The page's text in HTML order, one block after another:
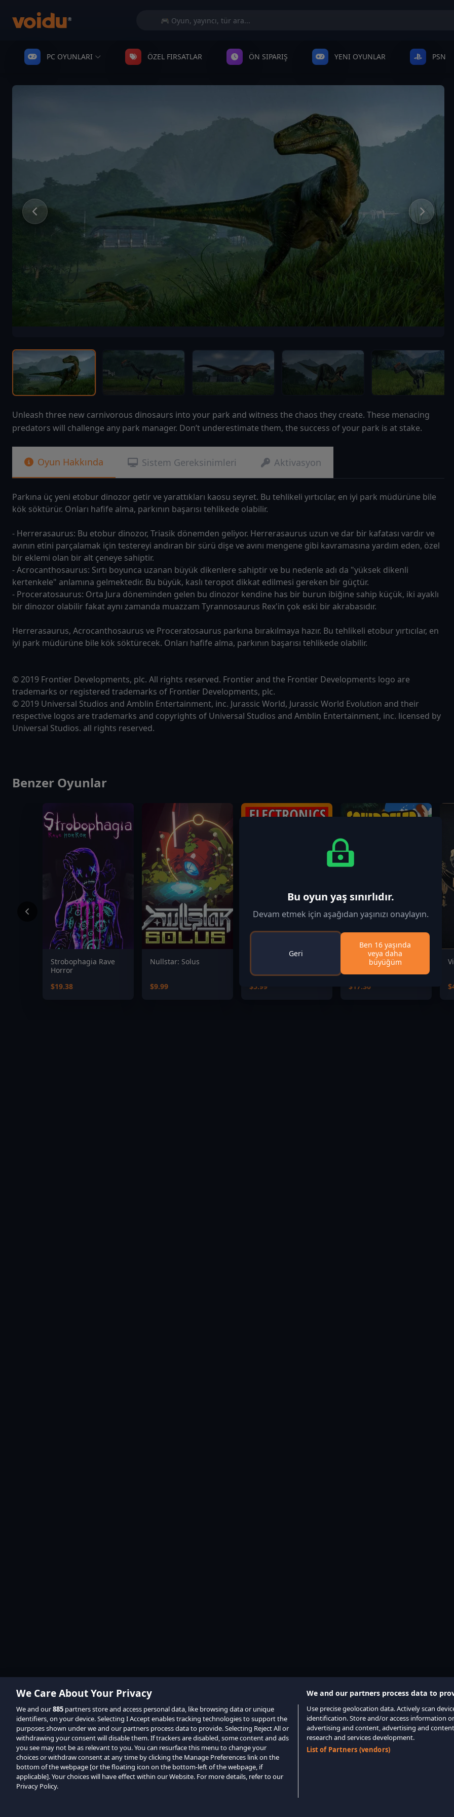
PC OYUNLARI ÖZEL FIRSATLAR ÖN SIPARIŞ YENI OYUNLAR PSN
Unleash three new carnivorous dinosaurs into your park and witness the chaos they create. These menacing
predators will challenge any park manager. Don’t underestimate them, the success of your park is at stake.
Oyun Hakkında Sistem Gereksinimleri Aktivasyon
Parkına üç yeni etobur dinozor getir ve yarattıkları kaosu seyret. Bu tehlikeli yırtıcılar, en iyi park müdürüne bile
kök söktürür. Onları hafife alma, parkının başarısı tehlikede olabilir.
- Herrerasaurus: Bu etobur dinozor, Triasik dönemden geliyor. Herrerasaurus uzun ve dar bir kafatası vardır ve
avının etini parçalamak için testereyi andıran bir sürü dişe ve avını mengene gibi kavramasına yardım eden, özel
bir eklemi olan bir alt çeneye sahiptir.
- Acrocanthosaurus: Sırtı boyunca uzanan büyük dikenlere sahiptir ve bu nedenle adı da "yüksek dikenli
kertenkele" anlamına gelmektedir. Bu büyük, kaslı teropot dikkat edilmesi gereken bir güçtür.
- Proceratosaurus: Orta Jura döneminden gelen bu dinozor kendine has bir burun ibiğine sahip küçük, iki ayaklı
bir dinozor olabilir fakat aynı zamanda muazzam Tyrannosaurus Rex'in çok eski bir akrabasıdır.
Herrerasaurus, Acrocanthosaurus ve Proceratosaurus parkına bırakılmaya hazır. Bu tehlikeli etobur yırtıcılar, en
iyi park müdürüne bile kök söktürecek. Onları hafife alma, parkının başarısı tehlikede olabilir.
© 2019 Frontier Developments, plc. All rights reserved. Frontier and the Frontier Developments logo are
trademarks or registered trademarks of Frontier Developments, plc.
© 2019 Universal Studios and Amblin Entertainment, inc. Jurassic World, Jurassic World Evolution and their
respective logos are trademarks and copyrights of Universal Studios and Amblin Entertainment, inc. licensed by
Universal Studios. all rights reserved.
Benzer Oyunlar
Strobophagia Rave
Horror
$19.38
Nullstar: Solus
$9.99
Simulator
$5.99
Squirreled Away
$17.30
Bu oyun yaş sınırlıdır.
Devam etmek için aşağıdan yaşınızı onaylayın.
Geri
Ben 16 yaşında
veya daha
büyüğüm
We Care About Your Privacy
We and our885 partners store and access personal data, like browsing data or unique
identifiers, on your device. Selecting I Accept enables tracking technologies to support the
purposes shown under we and our partners process data to provide. Selecting Reject All or
withdrawing your consent will disable them. If trackers are disabled, some content and ads
you see may not be as relevant to you. You can resurface this menu to change your
choices or withdraw consent at any time by clicking the Manage Preferences link on the
bottom of the webpage [or the floating icon on the bottom-left of the webpage, if
applicable]. Your choices will have effect within our Website. For more details, refer to our
Privacy Policy.
We and our partners process data to
Use precise geolocation data. Actively scan
identification. Store and/or access information
advertising and content, advertising and
research and services development.
List of Partners (vendors)